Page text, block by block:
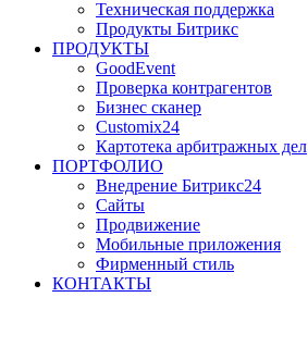
Техническая поддержка
Продукты Битрикс
ПРОДУКТЫ
GoodEvent
Проверка контрагентов
Бизнес сканер
Customix24
Картотека арбитражных дел
ПОРТФОЛИО
Внедрение Битрикс24
Сайты
Продвижение
Мобильные приложения
Фирменный стиль
КОНТАКТЫ